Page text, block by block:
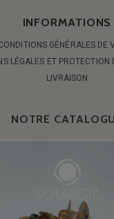
INFORMATIONS
GÉNÉRALES DE
LÉGALES ET PROTECTION
LIVRAISON
NOTRE